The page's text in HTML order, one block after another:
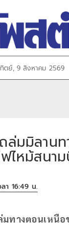
ตย์, 9 สิงหาคม 2569
ล่มมิลาน
ไหม้สนา
า 16:49 น.
ทางตอนเหนือ